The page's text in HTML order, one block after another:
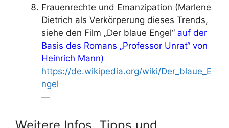
Frauenrechte und Emanzipation (Marlene
Dietrich als Verkörperung dieses Trends,
siehe den Film „Der blaue Engel“ auf der
Basis des Romans „Professor Unrat“ von
Heinrich Mann)
https://de.wikipedia.org/wiki/Der_blaue_E
ngel
—